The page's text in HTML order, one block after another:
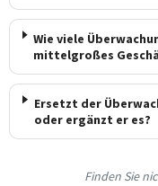
Wie viele
mittelgroßes
Ersetzt der
oder ergänzt er es?
Finden Sie